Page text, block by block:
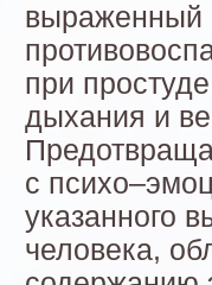
выраженный
при
дыхания и
с
указанного
человека,